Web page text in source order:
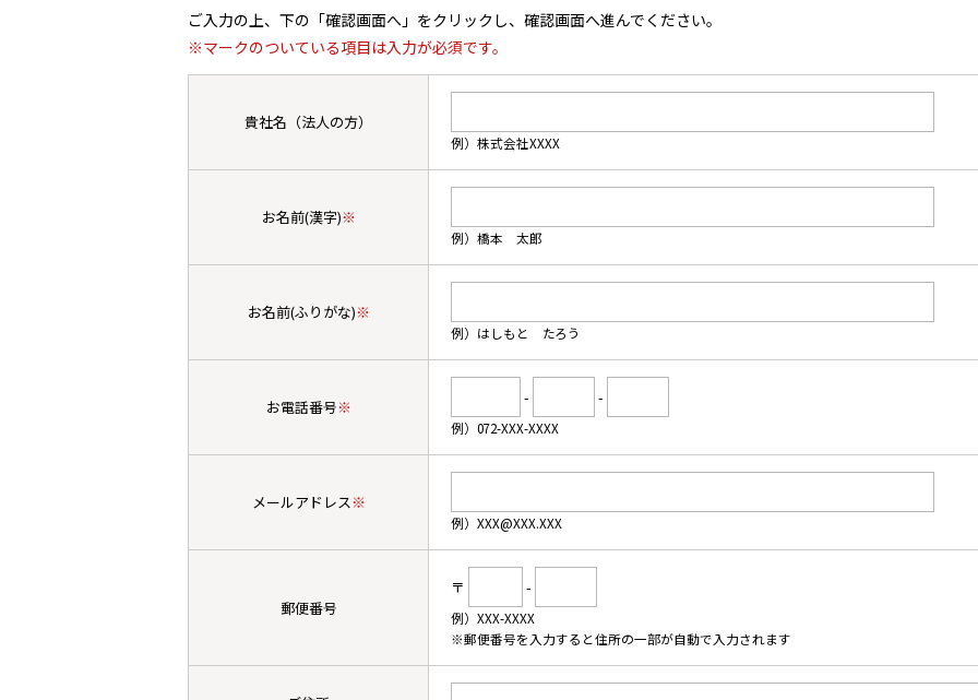
ご入力の上、下の「確認画面へ」をクリックし、確認画面へ進んでください。
※マークのついている項目は入力が必須です。
貴社名（法人の方）
例）株式会社XXXX
お名前(漢字)※
例）橋本 太郎
お名前(ふりがな)※
例）はしもと たろう
お電話番号※ - -
例）072-XXX-XXXX
メールアドレス※
例）XXX@XXX.XXX
郵便番号
〒 -
例）XXX-XXXX
※郵便番号を入力すると住所の一部が自動で入力されます